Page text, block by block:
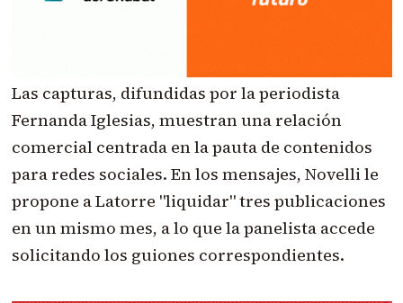
Las capturas, difundidas por la periodista
Fernanda Iglesias, muestran una relación
comercial centrada en la pauta de contenidos
para redes sociales. En los mensajes, Novelli le
propone a Latorre "liquidar" tres publicaciones
en un mismo mes, a lo que la panelista accede
solicitando los guiones correspondientes.